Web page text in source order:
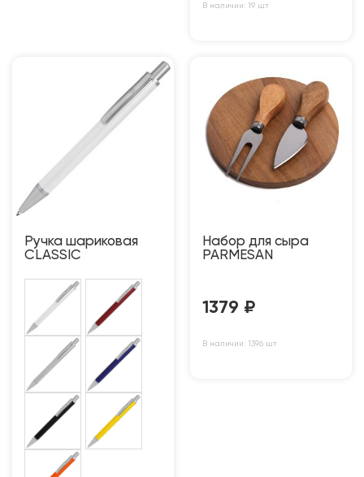
В наличии: 19 шт
Ручка шариковая
CLASSIC
Набор для сыра
PARMESAN
1379 ₽
В наличии: 1396 шт